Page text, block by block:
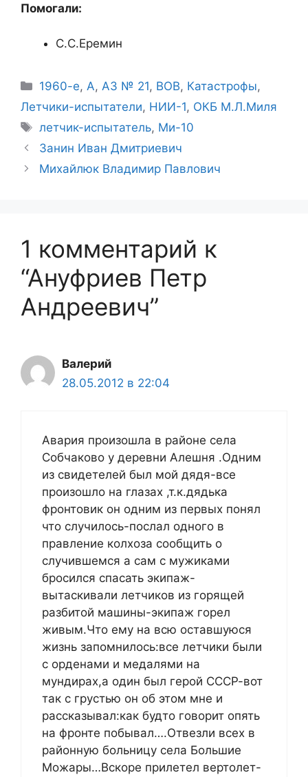
Помогали:
С.С.Еремин
Рубрики
1960-е, А, АЗ № 21, ВОВ, Катастрофы,
Летчики-испытатели, НИИ-1, ОКБ М.Л.Миля
Метки
летчик-испытатель, Ми-10
Занин Иван Дмитриевич
Михайлюк Владимир Павлович
1 комментарий к
“Ануфриев Петр
Андреевич”
Валерий
28.05.2012 в 22:04
Авария произошла в районе села
Собчаково у деревни Алешня .Одним
из свидетелей был мой дядя-все
произошло на глазах ,т.к.дядька
фронтовик он одним из первых понял
что случилось-послал одного в
правление колхоза сообщить о
случившемся а сам с мужиками
бросился спасать экипаж-
вытаскивали летчиков из горящей
разбитой машины-экипаж горел
живым.Что ему на всю оставшуюся
жизнь запомнилось:все летчики были
с орденами и медалями на
мундирах,а один был герой СССР-вот
так с грустью он об этом мне и
рассказывал:как будто говорит опять
на фронте побывал….Отвезли всех в
районную больницу села Большие
Можары…Вскоре прилетел вертолет-